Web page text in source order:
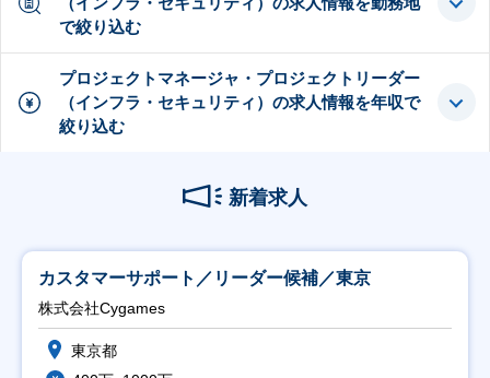
で絞り込む
プロジェクトマネージャ・プロジェクトリーダー
（インフラ・セキュリティ）の求人情報を年収で
絞り込む
新着求人
カスタマーサポート／リーダー候補／東京
株式会社Cygames
東京都